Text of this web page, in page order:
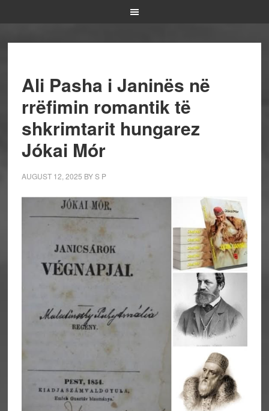
Ali Pasha i Janinës në
rrëfimin romantik të
shkrimtarit hungarez
Jókai Mór
AUGUST 12, 2025 BYS P